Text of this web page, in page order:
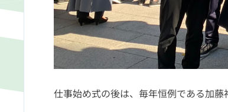
仕事始め式の後は、毎年恒例である加藤